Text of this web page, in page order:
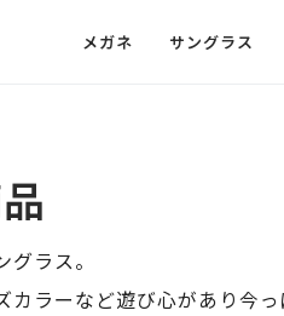
メガネ サングラス
ラス。
ラーなど遊び心があり今っ